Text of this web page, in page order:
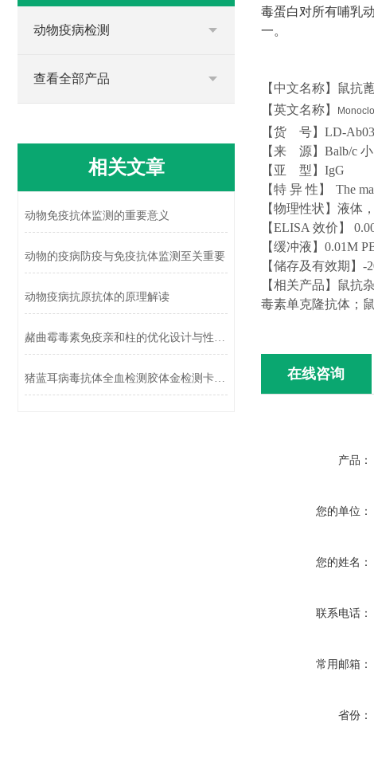
毒蛋白对所有哺乳
一。
【中文名称】 鼠抗
【英文名称】
【货 号】 LD-Ab0
【来
源】 Balb/c
【亚
型】 IgG
【特 异 性】 The
【物理性状】液体
【ELISA 效价】
【缓冲液】 0.01M
【储存及有效期】 -
【相关产品】鼠抗
毒素单克隆抗体；
在线咨询
产品：
您的单位：
您的姓名：
联系电话：
常用邮箱：
省份：
动物疫病检测
查看全部产品
相关文章
动物免疫抗体监测的重要意义
动物的疫病防疫与免疫抗体监测至关重要
动物疫病抗原抗体的原理解读
赭曲霉毒素免疫亲和柱的优化设计与性能提升
猪蓝耳病毒抗体全血检测胶体金检测卡试纸条注意事项